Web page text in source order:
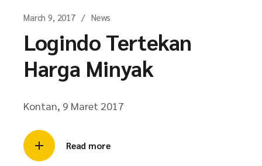
March 9, 2017 News
Logindo Tertekan
Harga Minyak
Kontan, 9 Maret 2017
Read more